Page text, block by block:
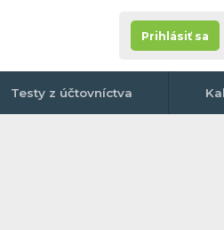
Prihlásiť sa
Testy z účtovníctva